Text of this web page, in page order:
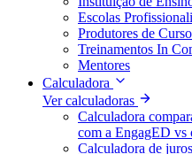
Escolas
Produtores de
Treinamentos In
Mentores
Calculadora
Ver calculadoras
Calculadora
com a EngagED vs
Calculadora de juros